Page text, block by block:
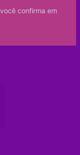
confirma em